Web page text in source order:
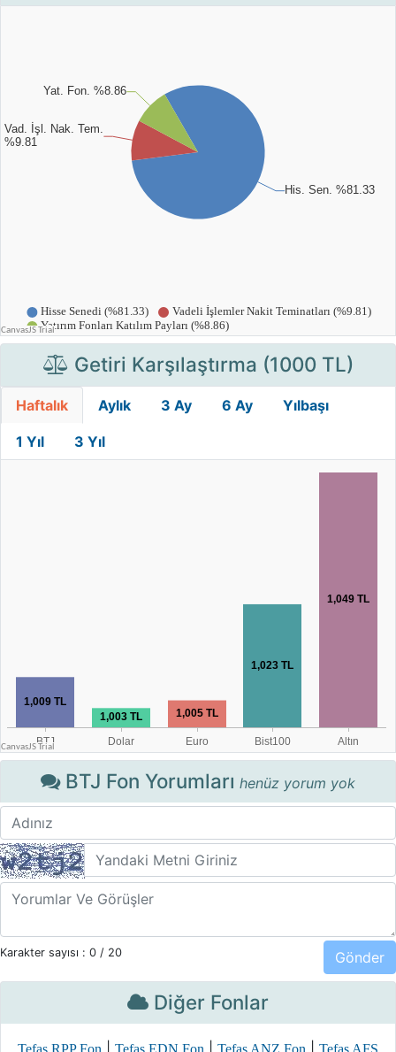
Getiri Karşılaştırma (1000 TL)
Haftalık Aylık 3 Ay 6 Ay Yılbaşı
1 Yıl 3 Yıl
BTJ Fon Yorumları henüz yorum yok
Karakter sayısı : 0 / 20
Diğer Fonlar
Tefas RPP Fon Tefas EDN Fon Tefas ANZ Fon Tefas AFS